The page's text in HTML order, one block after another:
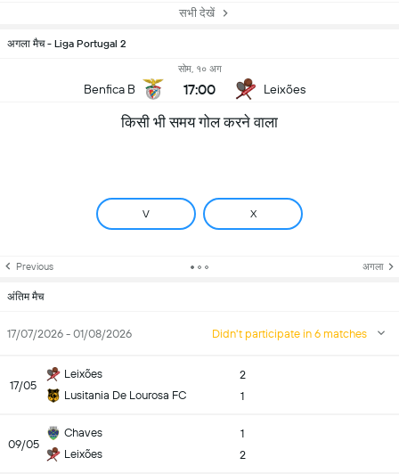
सभी देखें
अगला मैच - Liga Portugal 2
Benfica B
सोम, १० अग
17:00 Leixões
किसी भी समय गोल करने वाला
V X
Previous अगला
अंतिम मैच
17/07/2026 - 01/08/2026 Didn't participate in 6 matches
17/05
Leixões
Lusitania De Lourosa FC
2
1
09/05
Chaves
Leixões
1
2